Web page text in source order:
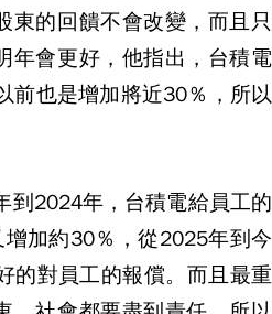
東的回饋不會改變，而且只
年會更好，他指出，台積電
前也是增加將近30％，所以
到2024年，台積電給員工的
加約30％，從2025年到今
的對員工的報償。而且最重